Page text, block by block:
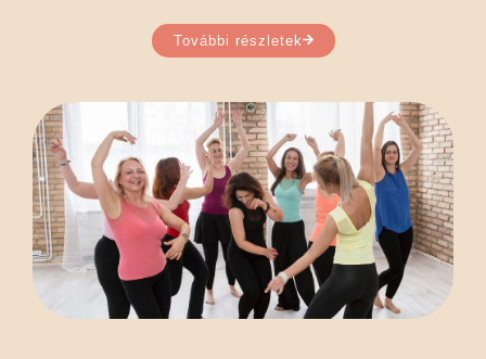
További részletek